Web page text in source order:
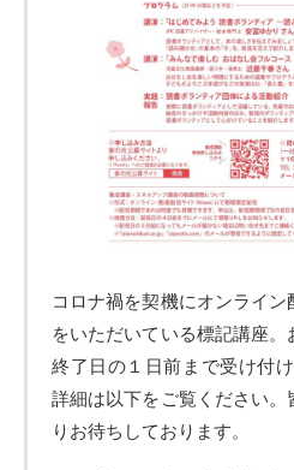
コロナ禍を契機にオンライ
をいただいている標記講座
終了日の１日前まで受け付
詳細は以下をご覧ください。
りお待ちしております。